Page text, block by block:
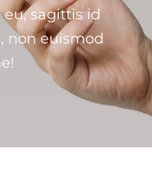
sagittis id
non euismod